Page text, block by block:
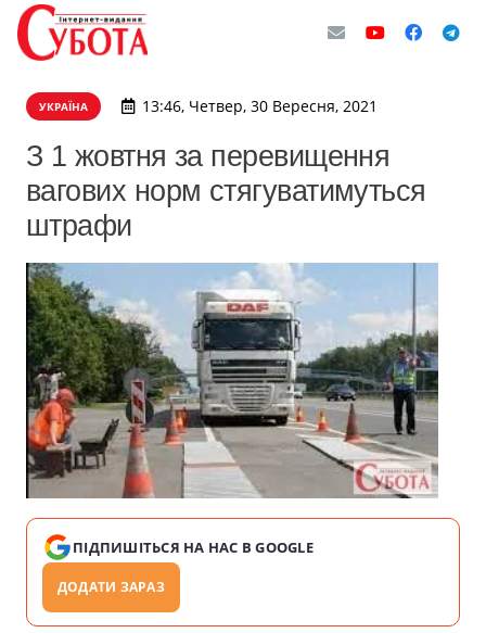
УКРАЇНА 13:46, Четвер, 30 Вересня, 2021
З 1 жовтня за перевищення
вагових норм стягуватимуться
штрафи
ПІДПИШІТЬСЯ НА НАС В GOOGLE
ДОДАТИ ЗАРАЗ